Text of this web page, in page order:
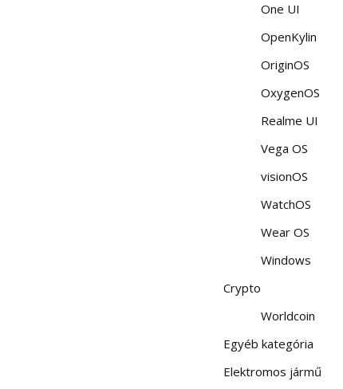
One UI
OpenKylin
OriginOS
OxygenOS
Realme UI
Vega OS
visionOS
WatchOS
Wear OS
Windows
Crypto
Worldcoin
Egyéb kategória
Elektromos jármű